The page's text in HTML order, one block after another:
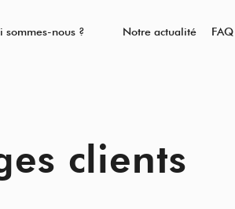
sommes-nous ? Notre actualité FAQ
clients